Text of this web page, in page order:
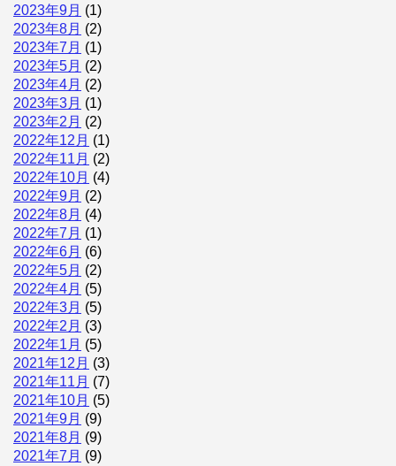
2023年9月 (1)
2023年8月 (2)
2023年7月 (1)
2023年5月 (2)
2023年4月 (2)
2023年3月 (1)
2023年2月 (2)
2022年12月 (1)
2022年11月 (2)
2022年10月 (4)
2022年9月 (2)
2022年8月 (4)
2022年7月 (1)
2022年6月 (6)
2022年5月 (2)
2022年4月 (5)
2022年3月 (5)
2022年2月 (3)
2022年1月 (5)
2021年12月 (3)
2021年11月 (7)
2021年10月 (5)
2021年9月 (9)
2021年8月 (9)
2021年7月 (9)